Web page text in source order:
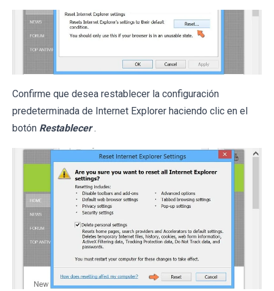
Confirme que desea restablecer la configuración
predeterminada de Internet Explorer haciendo clic en el
botón Restablecer .